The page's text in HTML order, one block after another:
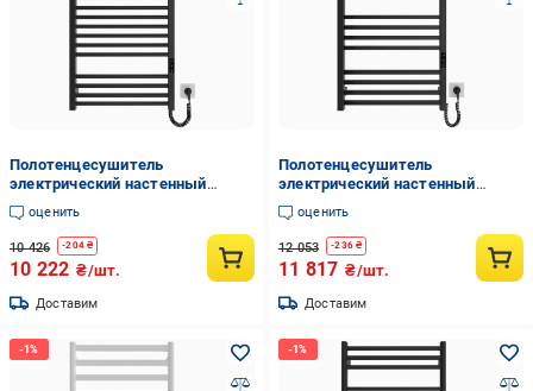
Полотенцесушитель
электрический настенный
HYGGE FAMILY Derby 770х530х80
мм Черный (35111387)
оценить
10 426 -204 ₴
10 222 ₴/шт.
Доставим
Полотенцесушитель
электрический настенный
HYGGE FAMILY London
770х530х80 мм Черный
(35111480)
оценить
12 053 -236₴
11 817 ₴/шт.
Доставим